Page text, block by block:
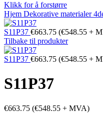
Klikk for å forstørre
Hjem Dekorative materialer
S11P37 €663.75 (€548.55 +
Tilbake til produkter
S11P37 €663.75 (€548.55 +
S11P37
€663.75 (€548.55 + MVA)